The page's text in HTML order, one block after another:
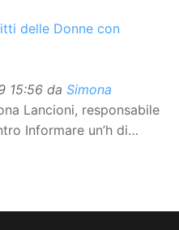
delle Donne con
15:56 da Simona
Lancioni, responsabile
Informare un’h di
del “Secondo Manifesto